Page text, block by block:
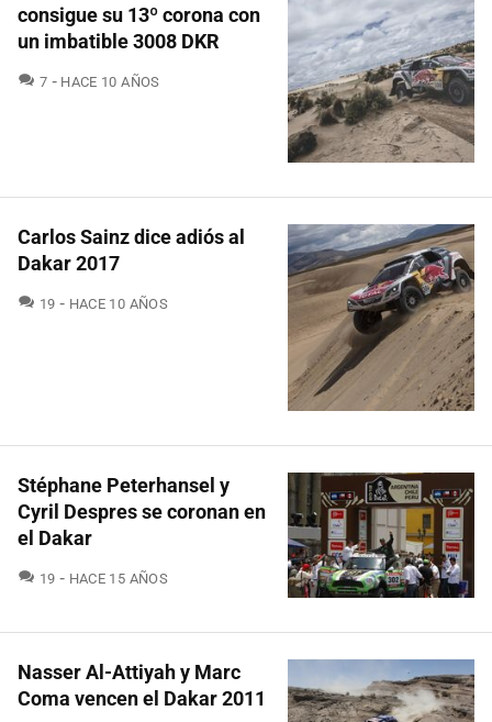
consigue su 13º corona con
un imbatible 3008 DKR
7 COMENTARIOS
HACE 10 AÑOS
Carlos Sainz dice adiós al
Dakar 2017
19 COMENTARIOS
HACE 10 AÑOS
Stéphane Peterhansel y
Cyril Despres se coronan en
el Dakar
19 COMENTARIOS
HACE 15 AÑOS
Nasser Al-Attiyah y Marc
Coma vencen el Dakar 2011